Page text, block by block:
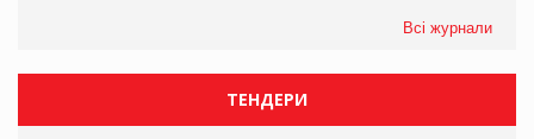
Всі журнали
ТЕНДЕРИ